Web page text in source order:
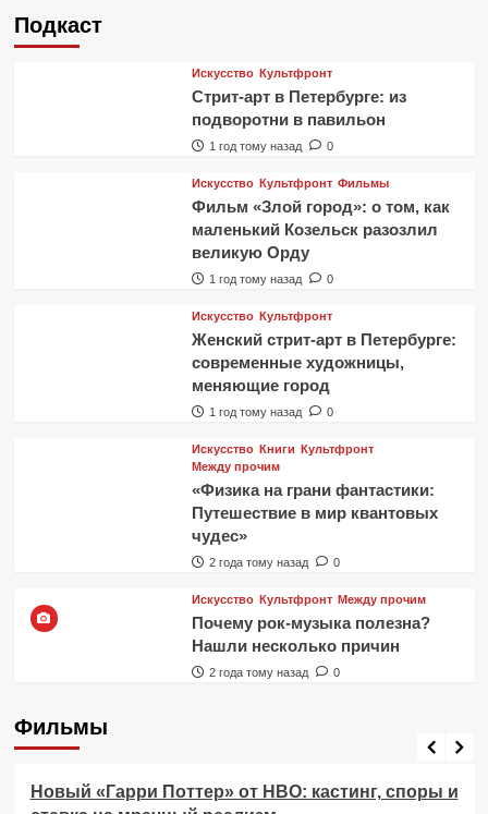
Подкаст
Искусство Культфронт
Стрит-арт в Петербурге: из
подворотни в павильон
1 год тому назад 0
Искусство Культфронт Фильмы
Фильм «Злой город»: о том, как
маленький Козельск разозлил
великую Орду
1 год тому назад 0
Искусство Культфронт
Женский стрит-арт в Петербурге:
современные художницы,
меняющие город
1 год тому назад 0
Искусство Книги Культфронт
Между прочим
«Физика на грани фантастики:
Путешествие в мир квантовых
чудес»
2 года тому назад 0
Искусство Культфронт Между прочим
Почему рок-музыка полезна?
Нашли несколько причин
2 года тому назад 0
Фильмы
Фильмы
Новый «Гарри Поттер» от HBO: кастинг, споры и